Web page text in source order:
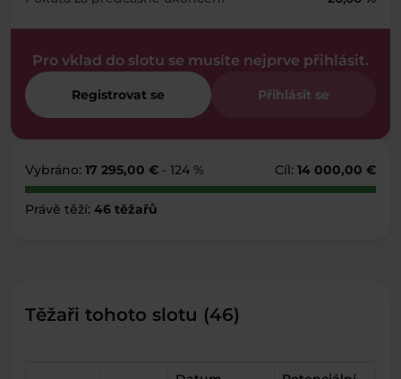
Pro vklad do slotu se musíte nejprve přihlásit.
Registrovat se Přihlásit se
Vybráno: 17 295,00 € - 124 % Cíl: 14 000,00 €
Právě těží: 46 těžařů
Těžaři tohoto slotu (46)